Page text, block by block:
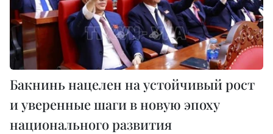
Бакнинь нацелен на устойчивый рост
и уверенные шаги в новую эпоху
национального развития